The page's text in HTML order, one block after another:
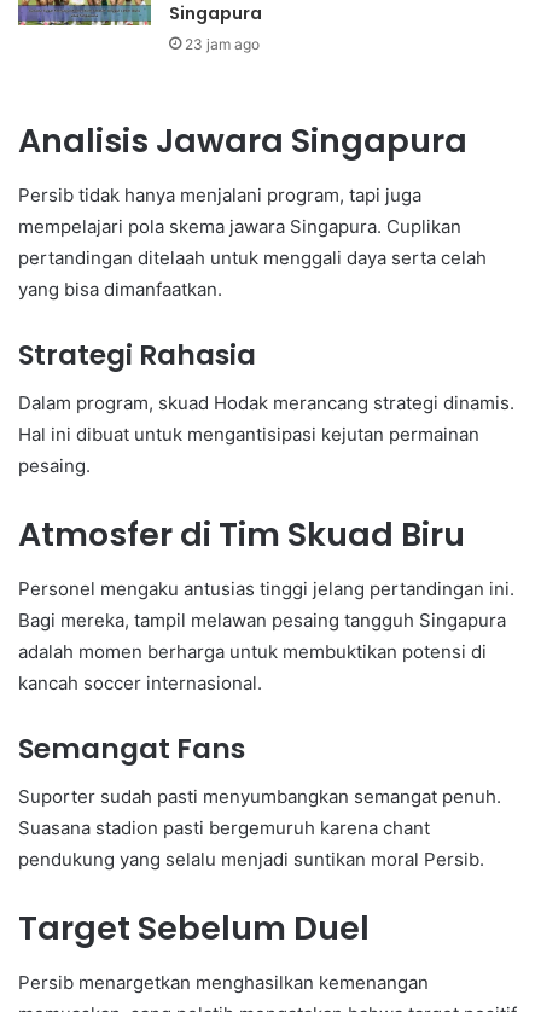
Singapura
23 jam ago
Analisis Jawara Singapura
Persib tidak hanya menjalani program, tapi juga
mempelajari pola skema jawara Singapura. Cuplikan
pertandingan ditelaah untuk menggali daya serta celah
yang bisa dimanfaatkan.
Strategi Rahasia
Dalam program, skuad Hodak merancang strategi dinamis.
Hal ini dibuat untuk mengantisipasi kejutan permainan
pesaing.
Atmosfer di Tim Skuad Biru
Personel mengaku antusias tinggi jelang pertandingan ini.
Bagi mereka, tampil melawan pesaing tangguh Singapura
adalah momen berharga untuk membuktikan potensi di
kancah soccer internasional.
Semangat Fans
Suporter sudah pasti menyumbangkan semangat penuh.
Suasana stadion pasti bergemuruh karena chant
pendukung yang selalu menjadi suntikan moral Persib.
Target Sebelum Duel
Persib menargetkan menghasilkan kemenangan